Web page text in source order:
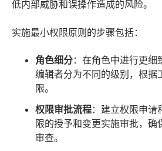
低内部威胁和误操作造成的风险。
实施最小权限原则的步骤包括：
角色细分：在角色中进行更
编辑者分为不同的级别，根据
限。
权限审批流程：建立权限申请
限的授予和变更实施审批，确
审查。